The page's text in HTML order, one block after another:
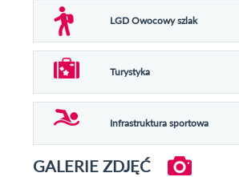
LGD Owocowy szlak
Turystyka
Infrastruktura sportowa
GALERIE ZDJĘĆ